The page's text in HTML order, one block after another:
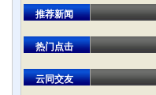
推荐新闻
热门点击
云同交友